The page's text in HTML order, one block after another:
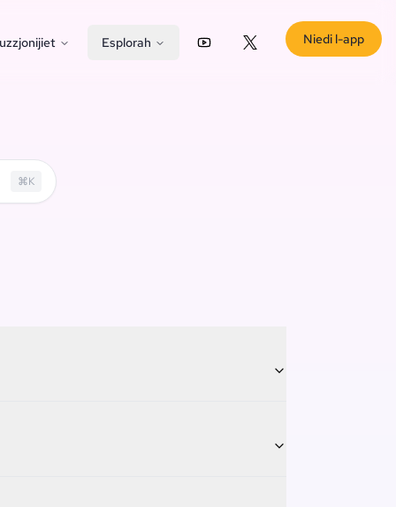
Esplorah YouTubeX (Twitter)
Niedi l-app
⌘K